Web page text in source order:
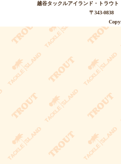
越谷タックルアイランド・トラ
〒343-0838